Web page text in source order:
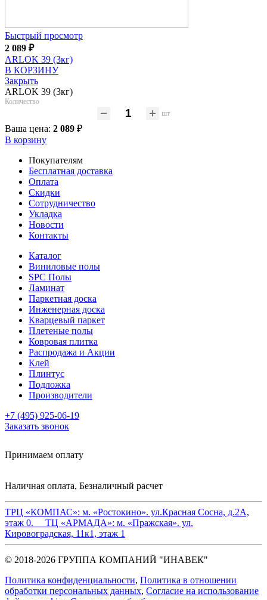
Быстрый просмотр
2 089 ₽
ARLOK 39 (3кг)
В КОРЗИНУ
Закрыть
ARLOK 39 (3кг)
Количество
шт
Ваша цена: 2 089 ₽
В корзину
Покупателям
Бесплатная доставка
Оплата
Скидки
Сотрудничество
Укладка
Новости
Контакты
Каталог
Виниловые полы
SPC Полы
Ламинат
Паркетная доска
Инженерная доска
Кварцевый паркет
Плетеные полы
Ковровая плитка
Распродажа и Акции
Клей
Плинтус
Подложка
Производители
+7 (495) 925-06-19
Заказать звонок
Принимаем оплату
Наличная оплата, Безналичный расчет
ТРЦ «КОМПАС»: м. «Ростокино». ул.Красная Сосна, д.2А,
этаж 0. ТЦ «АРМАДА»: м. «Пражская». ул.
Кировоградская, 11к1, этаж 1
© 2018-2026 ГРУППА КОМПАНИЙ "ИНАВЕК"
Политика конфиденциальности, Политика в отношении
обработки персональных данных, Cогласие на использование